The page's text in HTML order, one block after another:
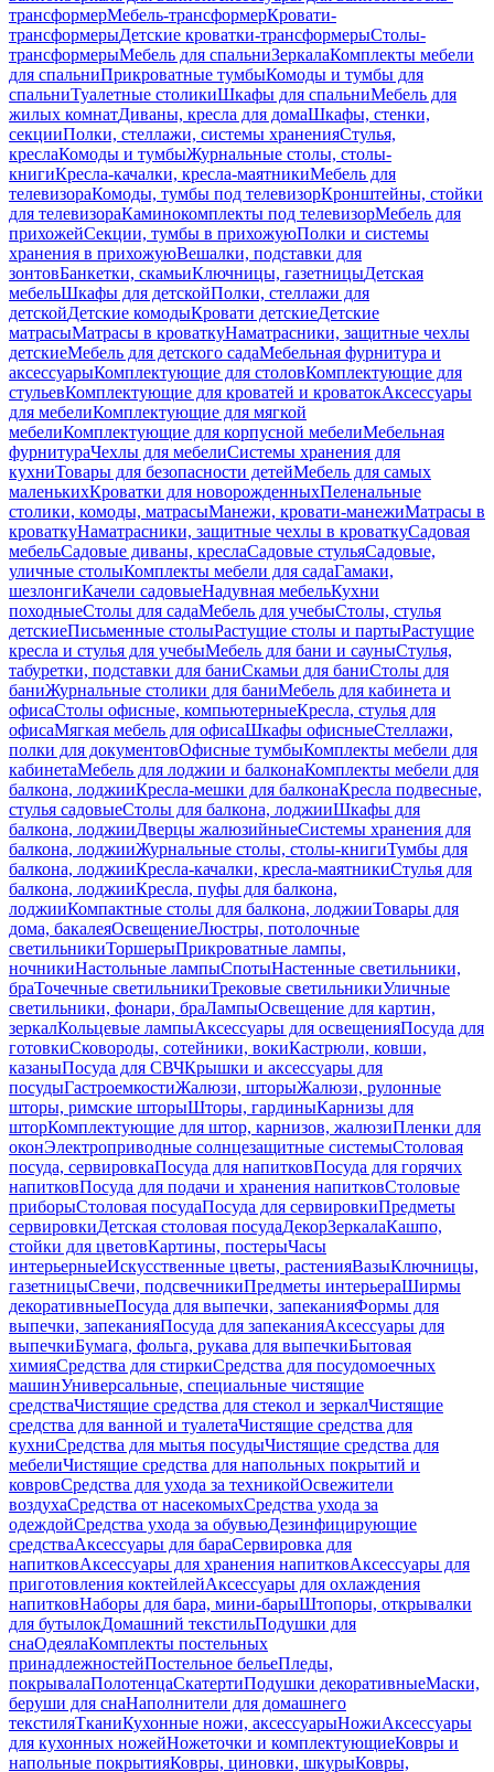
трансформерМебель-трансформерКровати-
трансформерыДетские кроватки-трансформерыСтолы-
трансформерыМебель для спальниЗеркалаКомплекты мебели
для спальниПрикроватные тумбыКомоды и тумбы для
спальниТуалетные столикиШкафы для спальниМебель для
жилых комнатДиваны, кресла для домаШкафы, стенки,
секцииПолки, стеллажи, системы храненияСтулья,
креслаКомоды и тумбыЖурнальные столы, столы-
книгиКресла-качалки, кресла-маятникиМебель для
телевизораКомоды, тумбы под телевизорКронштейны, стойки
для телевизораКаминокомплекты под телевизорМебель для
прихожейСекции, тумбы в прихожуюПолки и системы
хранения в прихожуюВешалки, подставки для
зонтовБанкетки, скамьиКлючницы, газетницыДетская
мебельШкафы для детскойПолки, стеллажи для
детскойДетские комодыКровати детскиеДетские
матрасыМатрасы в кроваткуНаматрасники, защитные чехлы
детскиеМебель для детского садаМебельная фурнитура и
аксессуарыКомплектующие для столовКомплектующие для
стульевКомплектующие для кроватей и кроватокАксессуары
для мебелиКомплектующие для мягкой
мебелиКомплектующие для корпусной мебелиМебельная
фурнитураЧехлы для мебелиСистемы хранения для
кухниТовары для безопасности детейМебель для самых
маленькихКроватки для новорожденныхПеленальные
столики, комоды, матрасыМанежи, кровати-манежиМатрасы в
кроваткуНаматрасники, защитные чехлы в кроваткуСадовая
мебельСадовые диваны, креслаСадовые стульяСадовые,
уличные столыКомплекты мебели для садаГамаки,
шезлонгиКачели садовыеНадувная мебельКухни
походныеСтолы для садаМебель для учебыСтолы, стулья
детскиеПисьменные столыРастущие столы и партыРастущие
кресла и стулья для учебыМебель для бани и сауныСтулья,
табуретки, подставки для баниСкамьи для баниСтолы для
баниЖурнальные столики для баниМебель для кабинета и
офисаСтолы офисные, компьютерныеКресла, стулья для
офисаМягкая мебель для офисаШкафы офисныеСтеллажи,
полки для документовОфисные тумбыКомплекты мебели для
кабинетаМебель для лоджии и балконаКомплекты мебели для
балкона, лоджииКресла-мешки для балконаКресла подвесные,
стулья садовыеСтолы для балкона, лоджииШкафы для
балкона, лоджииДверцы жалюзийныеСистемы хранения для
балкона, лоджииЖурнальные столы, столы-книгиТумбы для
балкона, лоджииКресла-качалки, кресла-маятникиСтулья для
балкона, лоджииКресла, пуфы для балкона,
лоджииКомпактные столы для балкона, лоджииТовары для
дома, бакалеяОсвещениеЛюстры, потолочные
светильникиТоршерыПрикроватные лампы,
ночникиНастольные лампыСпотыНастенные светильники,
браТочечные светильникиТрековые светильникиУличные
светильники, фонари, браЛампыОсвещение для картин,
зеркалКольцевые лампыАксессуары для освещенияПосуда для
готовкиСковороды, сотейники, вокиКастрюли, ковши,
казаныПосуда для СВЧКрышки и аксессуары для
посудыГастроемкостиЖалюзи, шторыЖалюзи, рулонные
шторы, римские шторыШторы, гардиныКарнизы для
шторКомплектующие для штор, карнизов, жалюзиПленки для
оконЭлектроприводные солнцезащитные системыСтоловая
посуда, сервировкаПосуда для напитковПосуда для горячих
напитковПосуда для подачи и хранения напитковСтоловые
приборыСтоловая посудаПосуда для сервировкиПредметы
сервировкиДетская столовая посудаДекорЗеркалаКашпо,
стойки для цветовКартины, постерыЧасы
интерьерныеИскусственные цветы, растенияВазыКлючницы,
газетницыСвечи, подсвечникиПредметы интерьераШирмы
декоративныеПосуда для выпечки, запеканияФормы для
выпечки, запеканияПосуда для запеканияАксессуары для
выпечкиБумага, фольга, рукава для выпечкиБытовая
химияСредства для стиркиСредства для посудомоечных
машинУниверсальные, специальные чистящие
средстваЧистящие средства для стекол и зеркалЧистящие
средства для ванной и туалетаЧистящие средства для
кухниСредства для мытья посудыЧистящие средства для
мебелиЧистящие средства для напольных покрытий и
ковровСредства для ухода за техникойОсвежители
воздухаСредства от насекомыхСредства ухода за
одеждойСредства ухода за обувьюДезинфицирующие
средстваАксессуары для бараСервировка для
напитковАксессуары для хранения напитковАксессуары для
приготовления коктейлейАксессуары для охлаждения
напитковНаборы для бара, мини-барыШтопоры, открывалки
для бутылокДомашний текстильПодушки для
снаОдеялаКомплекты постельных
принадлежностейПостельное бельеПледы,
покрывалаПолотенцаСкатертиПодушки декоративныеМаски,
беруши для снаНаполнители для домашнего
текстиляТканиКухонные ножи, аксессуарыНожиАксессуары
для кухонных ножейНожеточки и комплектующиеКовры и
напольные покрытияКовры, циновки, шкурыКовры,